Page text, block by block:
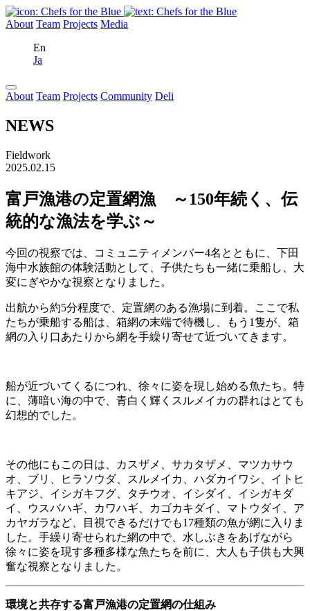
About Team Projects Media
En
Ja
About Team Projects Community Deli
NEWS
Fieldwork
2025.02.15
富戸漁港の定置網漁 ～150年続く、伝
統的な漁法を学ぶ～
今回の視察では、コミュニティメンバー4名とともに、下田
海中水族館の体験活動として、子供たちも一緒に乗船し、大
変にぎやかな視察となりました。
出航から約5分程度で、定置網のある漁場に到着。ここで私
たちが乗船する船は、箱網の末端で待機し、もう1隻が、箱
網の入り口あたりから網を手繰り寄せて近づいてきます。
船が近づいてくるにつれ、徐々に姿を現し始める魚たち。特
に、薄暗い海の中で、青白く輝くスルメイカの群れはとても
幻想的でした。
その他にもこの日は、カスザメ、サカタザメ、マツカサウ
オ、ブリ、ヒラソウダ、スルメイカ、ハダカイワシ、イトヒ
キアジ、イシガキフグ、タチウオ、イシダイ、イシガキダ
イ、ウスバハギ、カワハギ、カゴカキダイ、マトウダイ、ア
カヤガラなど、目視できるだけでも17種類の魚が網に入りま
した。手繰り寄せられた網の中で、水しぶきをあげながら
徐々に姿を現す多種多様な魚たちを前に、大人も子供も大興
奮な視察となりました。
環境と共存する富戸漁港の定置網の仕組み